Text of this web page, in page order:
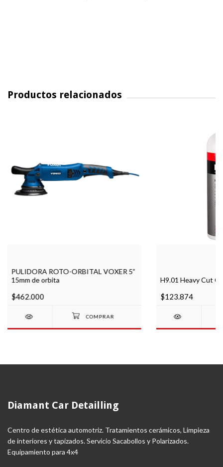
Productos relacionados
PULIDORA ROTO-ORBITAL VOXER 5”
15mm de orbita
$462.000
H9.01 Heavy Cut
$123.874
Diamant Car Detailling
Centro de estética automotriz. Tratamientos cerámicos, Limpieza
de interiores y tapizados. Servicio Sacabollos y Polarizados.
Equipamiento para 4x4